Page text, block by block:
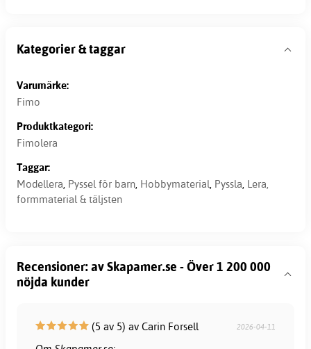
Kategorier & taggar
Varumärke:
Fimo
Produktkategori:
Fimolera
Taggar:
Modellera, Pyssel för barn, Hobbymaterial, Pyssla, Lera,
formmaterial & täljsten
Recensioner: av Skapamer.se - Över 1 200 000
nöjda kunder
(5 av 5) av Carin Forsell 2026-04-11